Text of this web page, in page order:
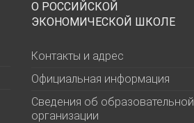
О РОССИЙСКОЙ
ЭКОНОМИЧЕСКОЙ ШКОЛЕ
Контакты и адрес
Официальная информация
Сведения об образовательной
организации